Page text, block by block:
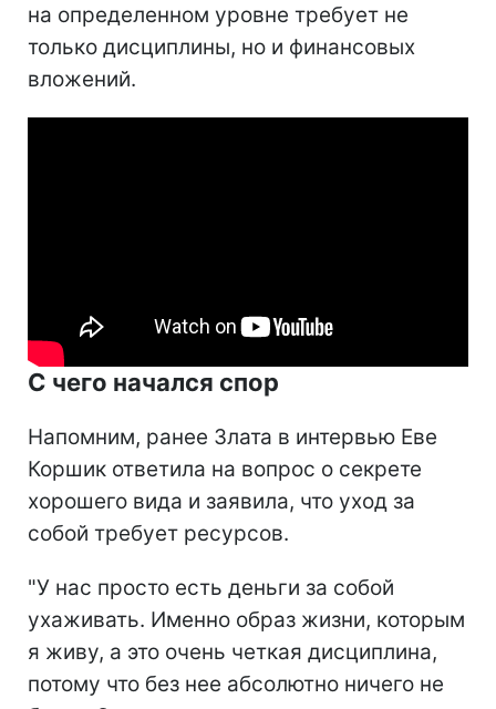
на определенном уровне требует не
только дисциплины, но и финансовых
вложений.
С чего начался спор
Напомним, ранее Злата в интервью Еве
Коршик ответила на вопрос о секрете
хорошего вида и заявила, что уход за
собой требует ресурсов.
"У нас просто есть деньги за собой
ухаживать. Именно образ жизни, которым
я живу, а это очень четкая дисциплина,
потому что без нее абсолютно ничего не